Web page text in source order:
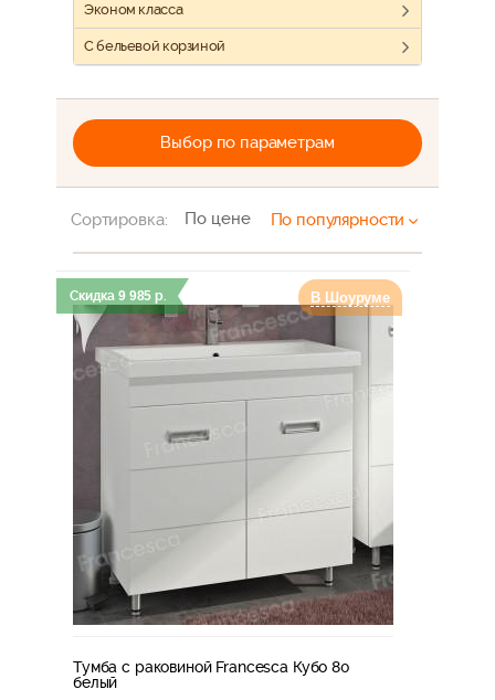
Эконом класса
С бельевой корзиной
Выбор по параметрам
Сортировка: По цене По популярности
Скидка 9 985 р. В Шоуруме
Тумба с раковиной Francesca Кубо 80
белый